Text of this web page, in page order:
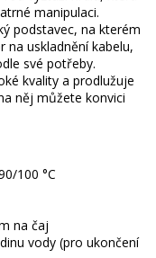
manipulaci.
podstavec, na kterém
na uskladnění kabelu,
své potřeby.
kvality a prodlužuje
něj můžete konvici
100 °C
na čaj
vody (pro ukončení